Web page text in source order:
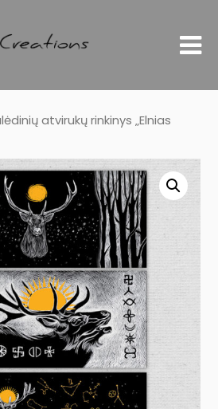
atvirukų rinkinys „Elnias